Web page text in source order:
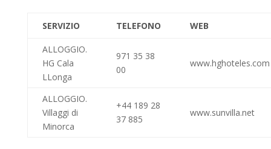
SERVIZIO TELEFONO WEB
ALLOGGIO.
HG Cala
LLonga
971 35 38
00
www.hghoteles.com
ALLOGGIO.
Villaggi di
Minorca
+44 189 28
37 885
www.sunvilla.net